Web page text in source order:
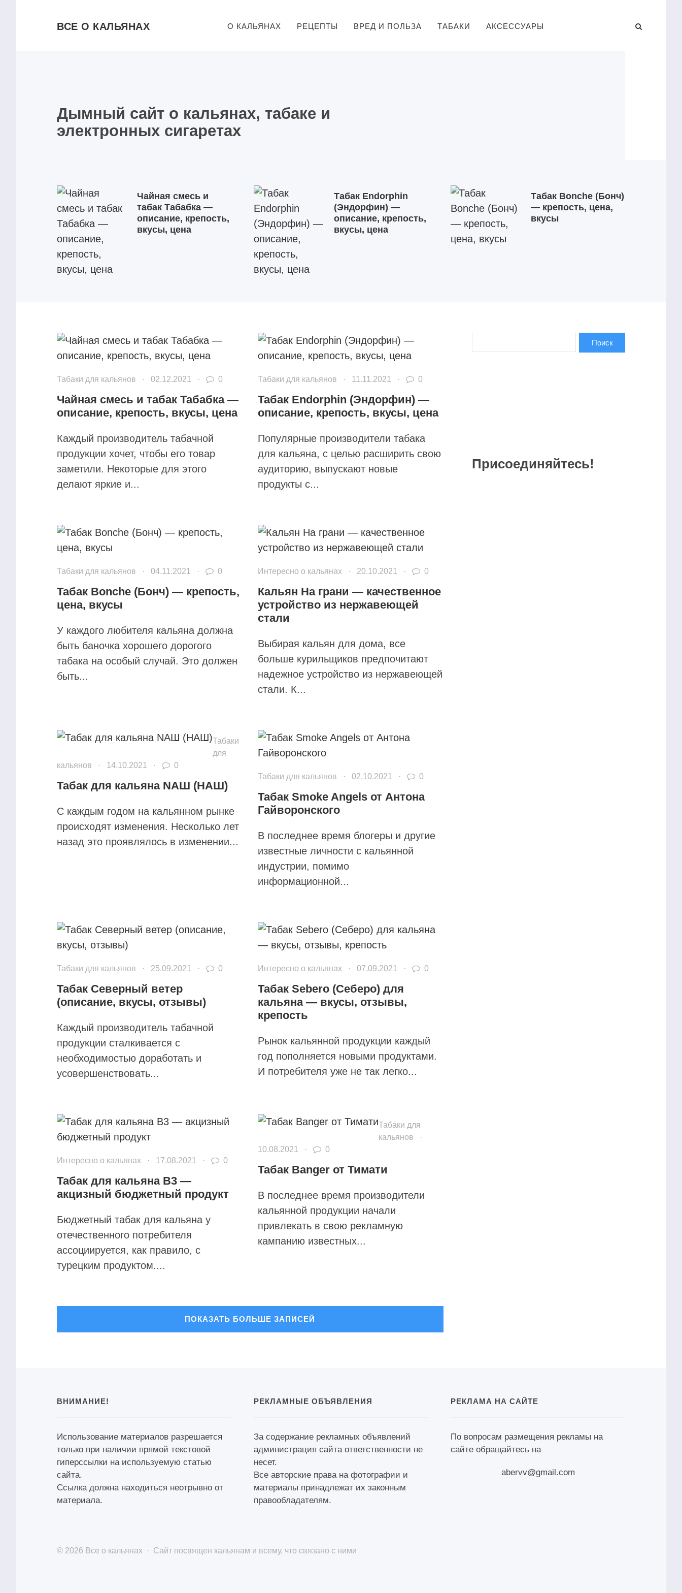
ВСЕ О КАЛЬЯНАХ О КАЛЬЯНАХ РЕЦЕПТЫ ВРЕД И ПОЛЬЗА ТАБАКИ АКСЕССУАРЫ
Дымный сайт о кальянах, табаке и
электронных сигаретах
Чайная смесь и
табак Табабка —
описание, крепость,
вкусы, цена
Табак Endorphin
(Эндорфин) —
описание, крепость,
вкусы, цена
Табак Bonche (Бонч)
— крепость, цена,
вкусы
Табаки для кальянов · 02.12.2021 · 0
Чайная смесь и табак Табабка —
описание, крепость, вкусы, цена
Каждый производитель табачной
продукции хочет, чтобы его товар
заметили. Некоторые для этого
делают яркие и...
Табаки для кальянов · 11.11.2021 · 0
Табак Endorphin (Эндорфин) —
описание, крепость, вкусы, цена
Популярные производители табака
для кальяна, с целью расширить свою
аудиторию, выпускают новые
продукты с...
Табаки для кальянов · 04.11.2021 · 0
Табак Bonche (Бонч) — крепость,
цена, вкусы
У каждого любителя кальяна должна
быть баночка хорошего дорогого
табака на особый случай. Это должен
быть...
Интересно о кальянах · 20.10.2021 · 0
Кальян На грани — качественное
устройство из нержавеющей
стали
Выбирая кальян для дома, все
больше курильщиков предпочитают
надежное устройство из нержавеющей
стали. К...
Табаки
для
кальянов · 14.10.2021 · 0
Табак для кальяна NАШ (НАШ)
С каждым годом на кальянном рынке
происходят изменения. Несколько лет
назад это проявлялось в изменении...
Табаки для кальянов ·02.10.2021 · 0
Табак Smoke Angels от Антона
Гайворонского
В последнее время блогеры и другие
известные личности с кальянной
индустрии, помимо
информационной...
Табаки для кальянов · 25.09.2021 · 0
Табак Северный ветер
(описание, вкусы, отзывы)
Каждый производитель табачной
продукции сталкивается с
необходимостью доработать и
усовершенствовать...
Интересно о кальянах ·07.09.2021 · 0
Табак Sebero (Себеро) для
кальяна — вкусы, отзывы,
крепость
Рынок кальянной продукции каждый
год пополняется новыми продуктами.
И потребителя уже не так легко...
Интересно о кальянах · 17.08.2021 · 0
Табак для кальяна B3 —
акцизный бюджетный продукт
Бюджетный табак для кальяна у
отечественного потребителя
ассоциируется, как правило, с
турецким продуктом....
Табаки для
кальянов ·
10.08.2021
· 0
Табак Banger от Тимати
В последнее время производители
кальянной продукции начали
привлекать в свою рекламную
кампанию известных...
ПОКАЗАТЬ БОЛЬШЕ ЗАПИСЕЙ
Присоединяйтесь!
ВНИМАНИЕ!
Использование материалов разрешается
только при наличии прямой текстовой
гиперссылки на используемую статью
сайта.
Ссылка должна находиться неотрывно от
материала.
РЕКЛАМНЫЕ ОБЪЯВЛЕНИЯ
За содержание рекламных объявлений
администрация сайта ответственности не
несет.
Все авторские права на фотографии и
материалы принадлежат их законным
правообладателям.
РЕКЛАМА НА САЙТЕ
По вопросам размещения рекламы на
сайте обращайтесь на
abervv@gmail.com
© 2026 Все о кальянах · Сайт посвящен кальянам и всему, что связано с ними